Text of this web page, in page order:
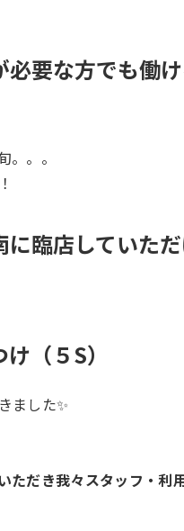
要な方でも働
。。
臨店していた
（５S）
ました✨
ただき我々スタッフ・利